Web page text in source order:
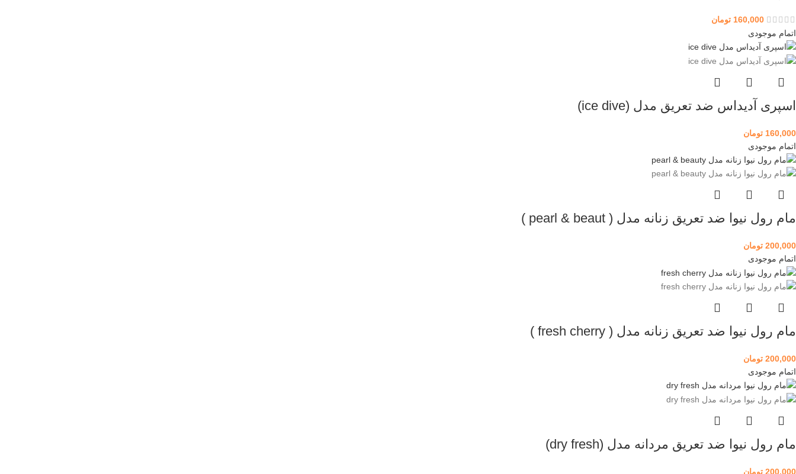
160,000 تومان
اتمام موجودی
اسپری آدیداس ضد تعریق مدل (ice dive)
160,000 تومان
اتمام موجودی
مام رول نیوا ضد تعریق زنانه مدل ( pearl & beaut )
200,000 تومان
اتمام موجودی
مام رول نیوا ضد تعریق زنانه مدل ( fresh cherry )
200,000 تومان
اتمام موجودی
مام رول نیوا ضد تعریق مردانه مدل (dry fresh)
200,000 تومان